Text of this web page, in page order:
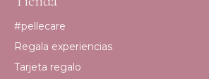
#pellecare
Regala experiencias
Tarjeta regalo